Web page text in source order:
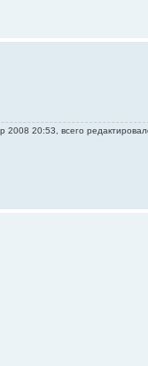
2008 20:53, всего